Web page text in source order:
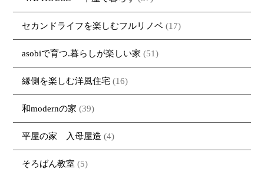
セカンドライフを楽しむフルリノベ (17)
asobiで育つ.暮らしが楽しい家 (51)
縁側を楽しむ洋風住宅 (16)
和modernの家 (39)
平屋の家 入母屋造 (4)
そろばん教室 (5)